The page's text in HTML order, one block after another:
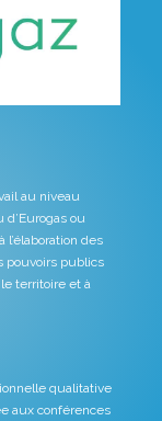
au niveau
ou
l’élaboration des
pouvoirs publics
territoire et à
qualitative
aux conférences